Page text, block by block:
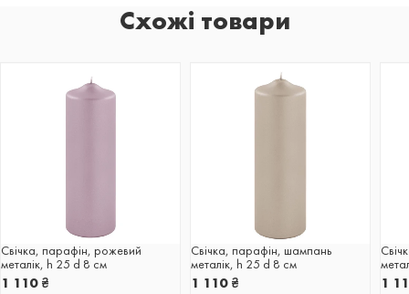
Схожі товари
Свічка, парафін, рожевий
металік, h 25 d 8 см
1 110 ₴
Свічка, парафін, шампань
металік, h 25 d 8 см
1 110 ₴ 1